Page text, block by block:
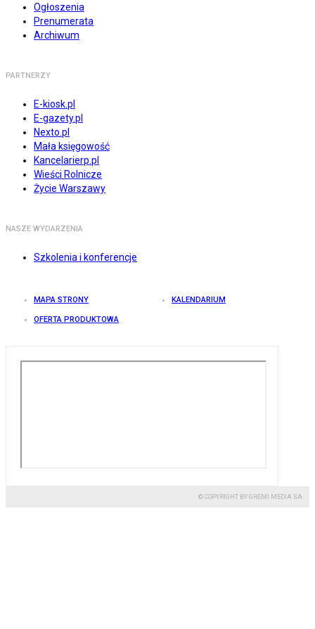
Ogłoszenia
Prenumerata
Archiwum
PARTNERZY
E-kiosk.pl
E-gazety.pl
Nexto.pl
Mała księgowość
Kancelarierp.pl
Wieści Rolnicze
Życie Warszawy
NASZE WYDARZENIA
Szkolenia i konferencje
MAPA STRONY KALENDARIUM
OFERTA PRODUKTOWA
© COPYRIGHT BY GREMI MEDIA SA